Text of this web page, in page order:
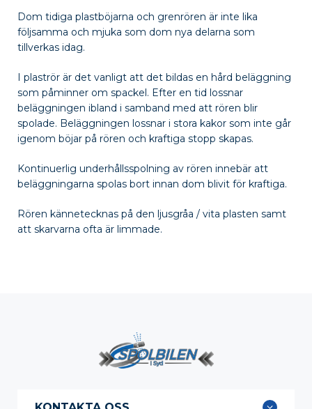
Dom tidiga plastböjarna och grenrören är inte lika
följsamma och mjuka som dom nya delarna som
tillverkas idag.
I plaströr är det vanligt att det bildas en hård beläggning
som påminner om spackel. Efter en tid lossnar
beläggningen ibland i samband med att rören blir
spolade. Beläggningen lossnar i stora kakor som inte går
igenom böjar på rören och kraftiga stopp skapas.
Kontinuerlig underhållsspolning av rören innebär att
beläggningarna spolas bort innan dom blivit för kraftiga.
Rören kännetecknas på den ljusgråa / vita plasten samt
att skarvarna ofta är limmade.